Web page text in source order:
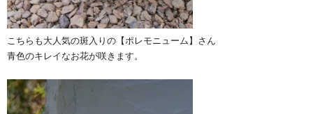
こちらも大人気の斑入りの【ポレモニューム】さん
青色のキレイなお花が咲きます。